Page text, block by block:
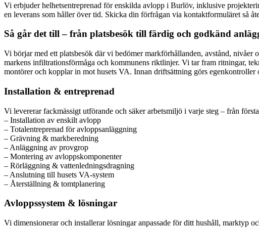
Vi erbjuder helhetsentreprenad för enskilda avlopp i Burlöv, inklusive
en leverans som håller över tid. Skicka din förfrågan via kontaktformuläret så
Så går det till – från platsbesök till färdig och godkänd
Vi börjar med ett platsbesök där vi bedömer markförhållanden, avstånd,
markens infiltrationsförmåga och kommunens riktlinjer. Vi tar fram ritningar,
montörer och kopplar in mot husets VA. Innan driftsättning görs
Installation & entreprenad
Vi levererar fackmässigt utförande och säker arbetsmiljö i varje steg – från
– Installation av enskilt avlopp
– Totalentreprenad för avloppsanläggning
– Grävning & markberedning
– Anläggning av provgrop
– Montering av avloppskomponenter
– Rörläggning & vattenledningsdragning
– Anslutning till husets VA-system
– Återställning & tomtplanering
Avloppssystem & lösningar
Vi dimensionerar och installerar lösningar anpassade för ditt hushåll, marktyp